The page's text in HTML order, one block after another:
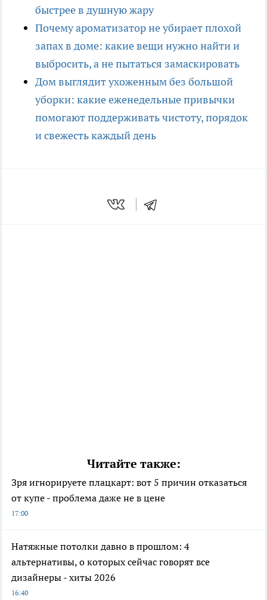
быстрее в душную жару
Почему ароматизатор не убирает плохой
запах в доме: какие вещи нужно найти и
выбросить, а не пытаться замаскировать
Дом выглядит ухоженным без большой
уборки: какие еженедельные привычки
помогают поддерживать чистоту, порядок
и свежесть каждый день
Читайте также:
Зря игнорируете плацкарт: вот 5 причин отказаться
от купе - проблема даже не в цене
17:00
Натяжные потолки давно в прошлом: 4
альтернативы, о которых сейчас говорят все
дизайнеры - хиты 2026
16:40